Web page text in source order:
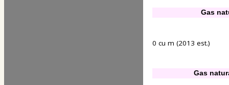
Gas
0 cu m (2013 est.)
Gas